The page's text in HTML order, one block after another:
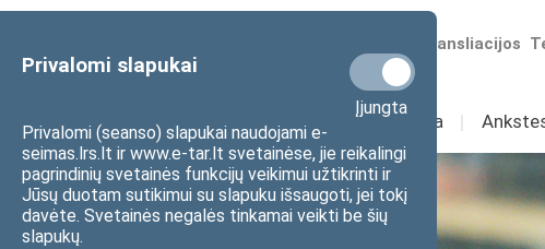
Privalomi slapukai
Įjungta
Privalomi (seanso) slapukai naudojami e-
seimas.lrs.lt ir www.e-tar.lt svetainėse, jie reikalingi
pagrindinių svetainės funkcijų veikimui užtikrinti ir
Jūsų duotam sutikimui su slapuku išsaugoti, jei tokį
davėte. Svetainės negalės tinkamai veikti be šių
slapukų.
Numatomos transliacijos
Sudėtis Veikla I
Seimo kanceliarija